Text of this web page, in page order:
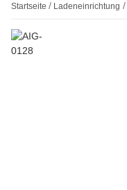
Startseite Ladeneinrichtung